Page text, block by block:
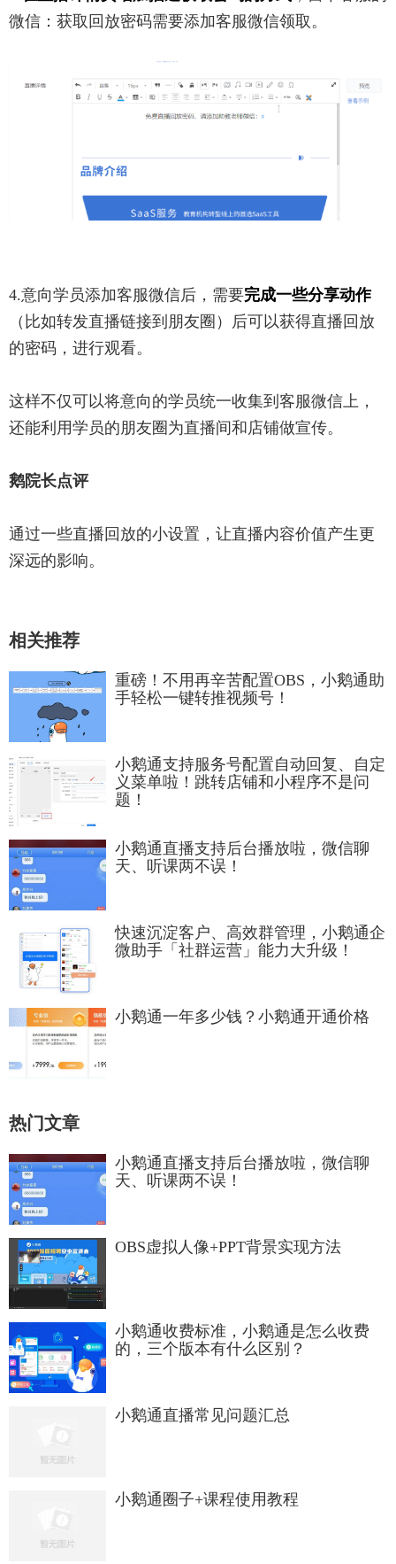
微信：获取回放密码需要添加客服微信领取。
4.意向学员添加客服微信后，需要完成一些分享动作
（比如转发直播链接到朋友圈）后可以获得直播回放
的密码，进行观看。
这样不仅可以将意向的学员统一收集到客服微信上，
还能利用学员的朋友圈为直播间和店铺做宣传。
鹅院长点评
通过一些直播回放的小设置，让直播内容价值产生更
深远的影响。
相关推荐
重磅！不用再辛苦配置OBS，小鹅通助
手轻松一键转推视频号！
小鹅通支持服务号配置自动回复、自定
义菜单啦！跳转店铺和小程序不是问
题！
小鹅通直播支持后台播放啦，微信聊
天、听课两不误！
快速沉淀客户、高效群管理，小鹅通企
微助手「社群运营」能力大升级！
小鹅通一年多少钱？小鹅通开通价格
热门文章
小鹅通直播支持后台播放啦，微信聊
天、听课两不误！
OBS虚拟人像+PPT背景实现方法
小鹅通收费标准，小鹅通是怎么收费
的，三个版本有什么区别？
小鹅通直播常见问题汇总
小鹅通圈子+课程使用教程